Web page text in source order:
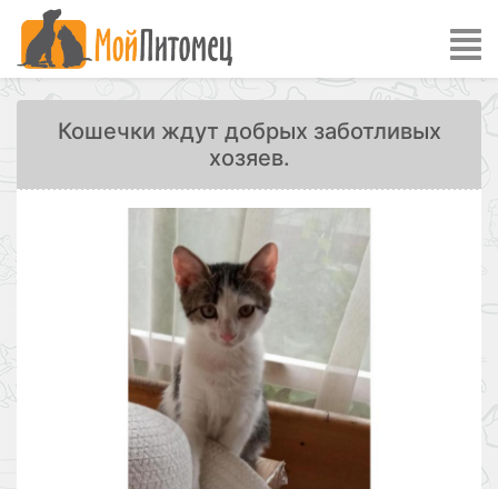
Кошечки ждут добрых заботливых
хозяев.